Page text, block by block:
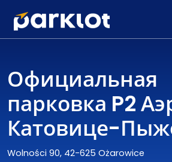
Официальная
парковка P2
Катовице-
Wolności 90, 42-625 Ożarowice